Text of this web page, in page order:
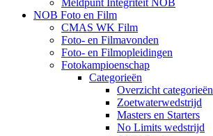
Meldpunt Integriteit NOB
NOB Foto en Film
CMAS WK Film
Foto- en Filmavonden
Foto- en Filmopleidingen
Fotokampioenschap
Categorieën
Overzicht categorieën
Zoetwaterwedstrijd
Masters en Starters
No Limits wedstrijd